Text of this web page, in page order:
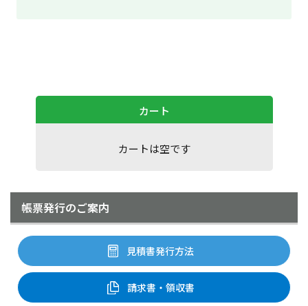
カート
カートは空です
帳票発行のご案内
見積書発行方法
請求書・領収書